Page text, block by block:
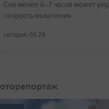
Сон менее 6–7 часов может
скорость мышления
сегодня, 05:28